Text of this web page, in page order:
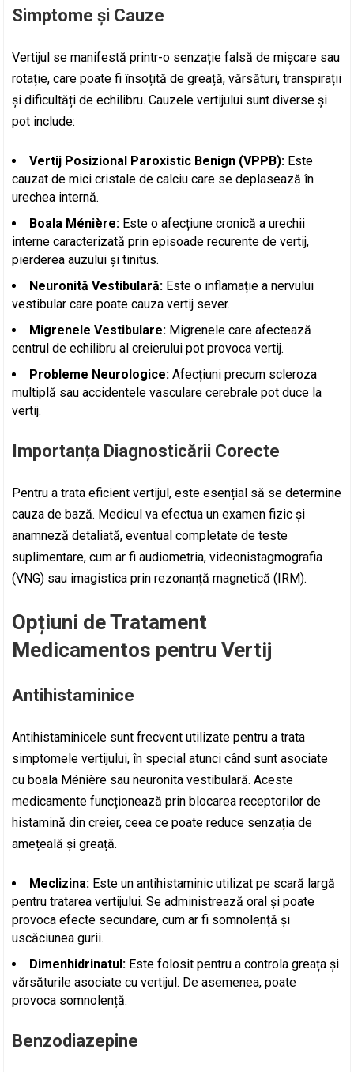
Simptome și Cauze
Vertijul se manifestă printr-o senzație falsă de mișcare sau
rotație, care poate fi însoțită de greață, vărsături, transpirații
și dificultăți de echilibru. Cauzele vertijului sunt diverse și
pot include:
Vertij Posizional Paroxistic Benign (VPPB): Este
cauzat de mici cristale de calciu care se deplasează în
urechea internă.
Boala Ménière: Este o afecțiune cronică a urechii
interne caracterizată prin episoade recurente de vertij,
pierderea auzului și tinitus.
Neuronită Vestibulară: Este o inflamație a nervului
vestibular care poate cauza vertij sever.
Migrenele Vestibulare: Migrenele care afectează
centrul de echilibru al creierului pot provoca vertij.
Probleme Neurologice: Afecțiuni precum scleroza
multiplă sau accidentele vasculare cerebrale pot duce la
vertij.
Importanța Diagnosticării Corecte
Pentru a trata eficient vertijul, este esențial să se determine
cauza de bază. Medicul va efectua un examen fizic și
anamneză detaliată, eventual completate de teste
suplimentare, cum ar fi audiometria, videonistagmografia
(VNG) sau imagistica prin rezonanță magnetică (IRM).
Opțiuni de Tratament
Medicamentos pentru Vertij
Antihistaminice
Antihistaminicele sunt frecvent utilizate pentru a trata
simptomele vertijului, în special atunci când sunt asociate
cu boala Ménière sau neuronita vestibulară. Aceste
medicamente funcționează prin blocarea receptorilor de
histamină din creier, ceea ce poate reduce senzația de
amețeală și greață.
Meclizina: Este un antihistaminic utilizat pe scară largă
pentru tratarea vertijului. Se administrează oral și poate
provoca efecte secundare, cum ar fi somnolență și
uscăciunea gurii.
Dimenhidrinatul: Este folosit pentru a controla greața și
vărsăturile asociate cu vertijul. De asemenea, poate
provoca somnolență.
Benzodiazepine